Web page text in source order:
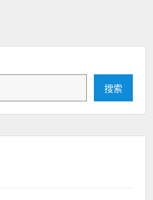
搜索